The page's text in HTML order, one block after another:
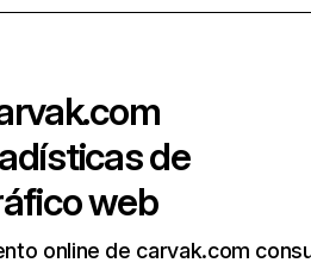
de
web
online de carvak.com